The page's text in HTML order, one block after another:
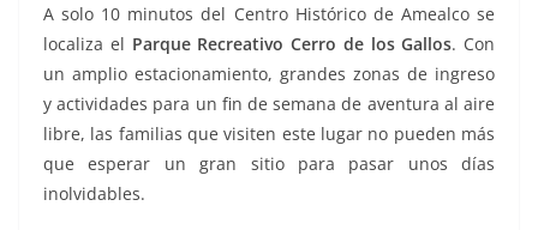
A solo 10 minutos del Centro Histórico de Amealco se
localiza el Parque Recreativo Cerro de los Gallos. Con
un amplio estacionamiento, grandes zonas de ingreso
y actividades para un fin de semana de aventura al aire
libre, las familias que visiten este lugar no pueden más
que esperar un gran sitio para pasar unos días
inolvidables.